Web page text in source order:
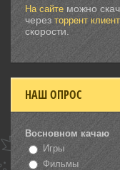
На сайте можно
через торрент клиент
скорости.
НАШ ОПРОС
Восновном качаю
Игры
Фильмы